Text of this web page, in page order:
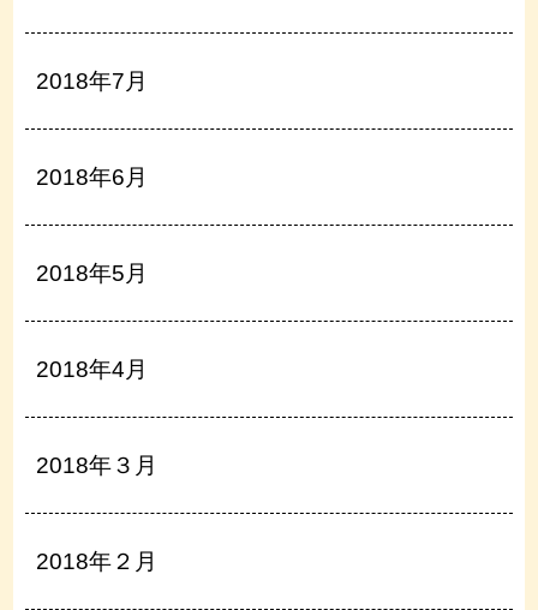
2018年7月
2018年6月
2018年5月
2018年4月
2018年３月
2018年２月